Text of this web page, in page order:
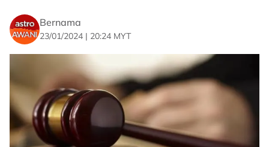
Bernama
23/01/2024 | 20:24 MYT